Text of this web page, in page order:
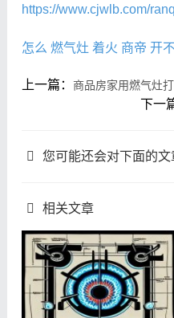
https://www.cjwlb.com/
怎么 燃气灶 着火 商帝 开不
上一篇： 商品房家用燃气灶
下一
您可能还会对下面的文
相关文章